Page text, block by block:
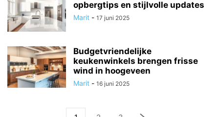
opbergtips en stijlvolle updates
Marit - 17 juni 2025
Budgetvriendelijke
keukenwinkels brengen frisse
wind in hoogeveen
Marit - 16 juni 2025